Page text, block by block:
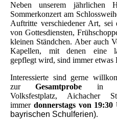
Neben unserem jährlichen
Sommerkonzert am
Auftritte verschiedener Art, sei
von Gottesdiensten,
kleinen Ständchen. Aber auch
Kapellen, mit denen eine
gepflegt wird, sind immer etwas
Interessierte sind gerne
zurGesamtprobe in
Volksfestplatz, Aichacher
immer donnerstags von
bayrischen Schulferien).